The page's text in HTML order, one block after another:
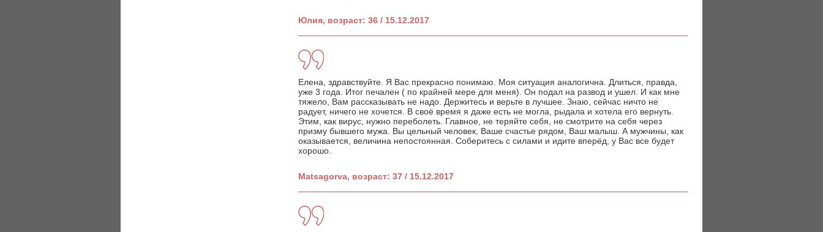
Юлия, возраст: 36 / 15.12.2017
Елена, здравствуйте. Я Вас прекрасно понимаю. Моя ситуация аналогична. Длиться, правда,
уже 3 года. Итог печален ( по крайней мере для меня). Он подал на развод и ушел. И как мне
тяжело, Вам рассказывать не надо. Держитесь и верьте в лучшее. Знаю, сейчас ничто не
радует, ничего не хочется. В своё время я даже есть не могла, рыдала и хотела его вернуть.
Этим, как вирус, нужно переболеть. Главное, не теряйте себя, не смотрите на себя через
призму бывшего мужа. Вы цельный человек, Ваше счастье рядом, Ваш малыш. А мужчины, как
оказывается, величина непостоянная. Соберитесь с силами и идите вперёд, у Вас все будет
хорошо.
Matsagorva, возраст: 37 / 15.12.2017